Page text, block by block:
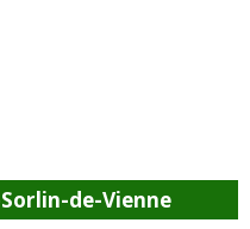
de-Vienne